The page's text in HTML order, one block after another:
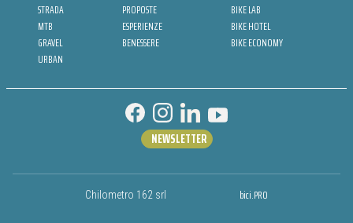
STRADA
MTB
GRAVEL
URBAN
PROPOSTE
ESPERIENZE
BENESSERE
BIKE LAB
BIKE HOTEL
BIKE ECONOMY
Chilometro 162 srl bici.PRO
NEWSLETTER